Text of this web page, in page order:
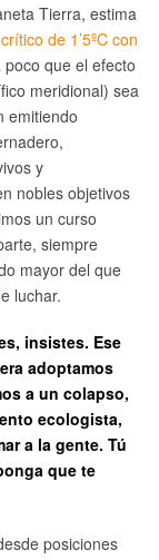
Tierra, estima
de 1’5ºC con
poco que el efecto
meridional) sea
emitiendo
y
nobles objetivos
un curso
siempre
mayor del que
luchar.
insistes. Ese
adoptamos
a un colapso,
ecologista,
a la gente. Tú
que te
posiciones